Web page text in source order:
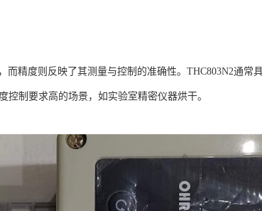
而精度则反映了其测量与控制的准确性。THC803N2通常
制要求高的场景，如实验室精密仪器烘干。